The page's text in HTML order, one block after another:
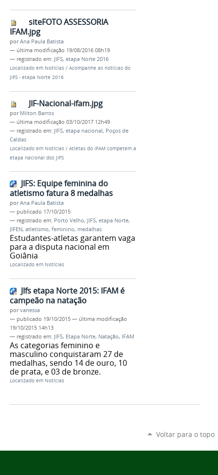
siteFOTO ASSESSORIA
IFAM.jpg
porAna Paula Batista
— última modificação 19/08/2016 08h19
— registrado em: JIFS, etapa Norte 2016
Localizado em Notícias / Acompanhe as notícias do
JIFS - etapa Norte 2016
JIF-Nacional-ifam.jpg
por Milton Barros
— última modificação 03/10/2017 12h49
— registrado em: JIFS, etapa nacional, Poços de
Caldas
Localizado em Notícias / Atletas do IFAM competem a
etapa nacional dos JIFS
JIFS: Equipe feminina do
atletismo fatura 8 medalhas
porAna Paula Batista
— publicado 17/10/2015
— registrado em: Porto Velho, JIFS, etapa Norte,
JIFEN, atletismo, feminino, medalhas
Estudantes-atletas garantem vaga
para a disputa nacional em
Goiânia
Localizado em Notícias
JIfs etapa Norte 2015: IFAM é
campeão na natação
porvanessa
— publicado 19/10/2015 — última modificação
19/10/2015 14h13
— registrado em: JIFS, Etapa Norte, Natação, IFAM
As categorias feminino e
masculino conquistaram 27 de
medalhas, sendo 14 de ouro, 10
de prata, e 03 de bronze.
Localizado em Notícias
Voltar para o topo